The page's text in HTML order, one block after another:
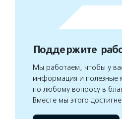
Поддержите
Мы работаем, чтобы у
информация и полезные
по любому вопросу в
Вместе мы этого